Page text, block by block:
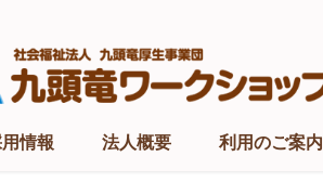
情報 法人概要 利用のご案内